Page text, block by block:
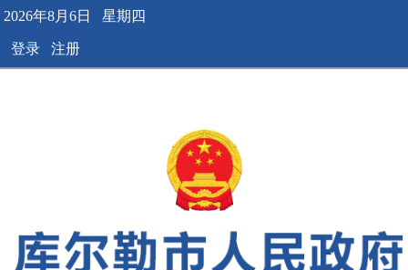
2026年8月6日 星期四
登录 注册